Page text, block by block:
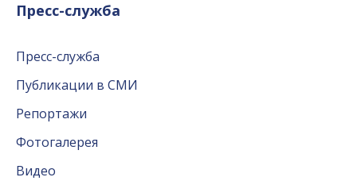
Пресс-служба
Пресс-служба
Публикации в СМИ
Репортажи
Фотогалерея
Видео